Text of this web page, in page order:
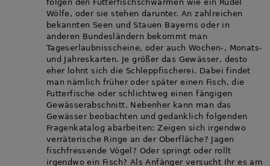
folgen den Futterfischschwärmen wie ein Rudel
Wölfe, oder sie stehen darunter. An zahlreichen
bekannten Seen und Stauen Bayerns oder in
anderen Bundesländern bekommt man
Tageserlaubnisscheine, oder auch Wochen-, Monats-
und Jahreskarten. Je größer das Gewässer, desto
eher lohnt sich die Schleppfischerei. Dabei findet
man nämlich früher oder später einen Fisch, die
Futterfische oder schlichtweg einen fängigen
Gewässerabschnitt. Nebenher kann man das
Gewässer beobachten und gedanklich folgenden
Fragenkatalog abarbeiten: Zeigen sich irgendwo
verräterische Ringe an der Oberfläche? Jagen
fischfressende Vögel? Oder springt oder rollt
irgendwo ein Fisch? Als Anfänger versucht Ihr es am